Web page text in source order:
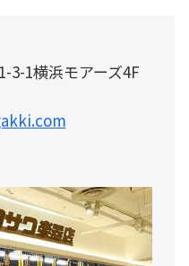
3-1横浜モアーズ4F